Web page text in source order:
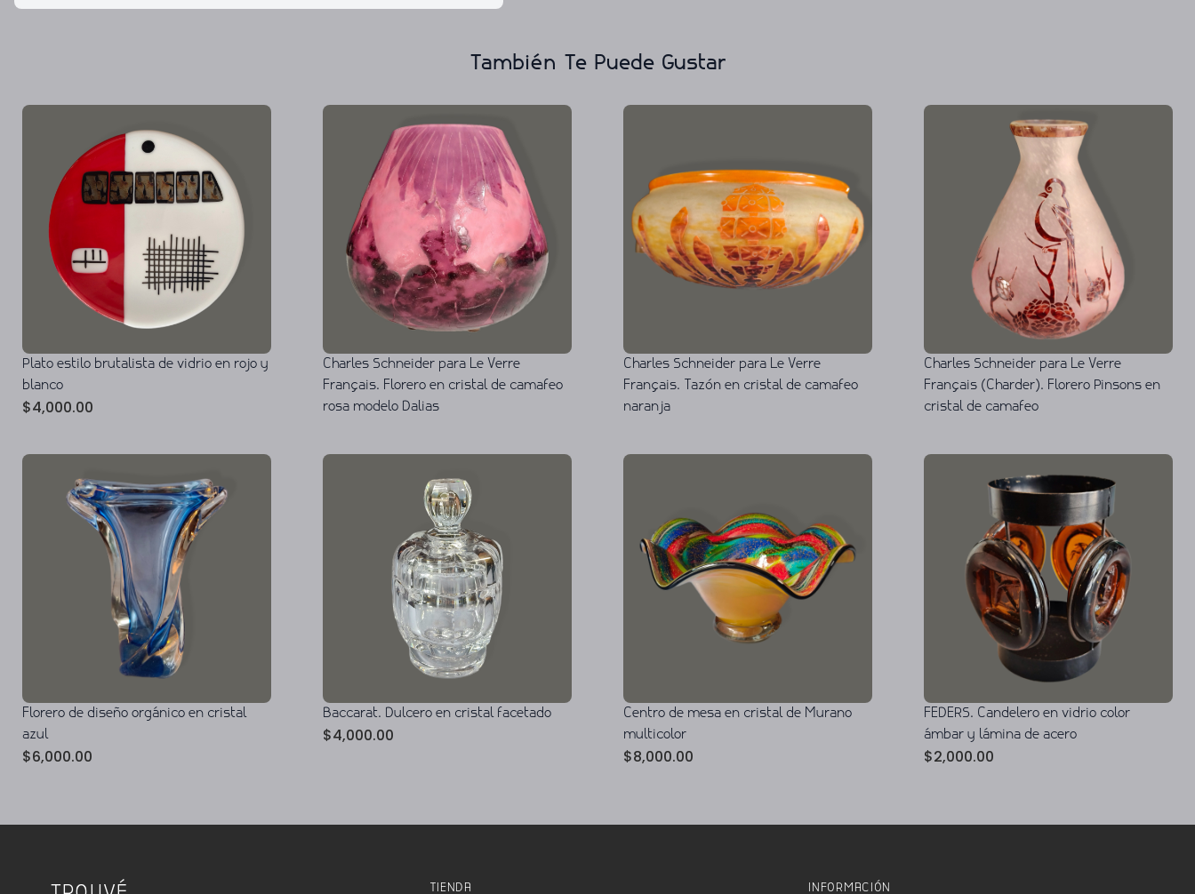
También Te Puede Gustar
Plato estilo brutalista de vidrio en rojo y
blanco
$4,000.00
Charles Schneider para Le Verre
Français. Florero en cristal de camafeo
rosa modelo Dalias
Charles Schneider para Le Verre
Français. Tazón en cristal de camafeo
naranja
Charles Schneider para Le Verre
Français (Charder). Florero Pinsons en
cristal de camafeo
Florero de diseño orgánico en cristal
azul
$6,000.00
Baccarat. Dulcero en cristal facetado
$4,000.00
Centro de mesa en cristal de Murano
multicolor
$8,000.00
FEDERS. Candelero en vidrio color
ámbar y lámina de acero
$2,000.00
TIENDA INFORMACIÓN